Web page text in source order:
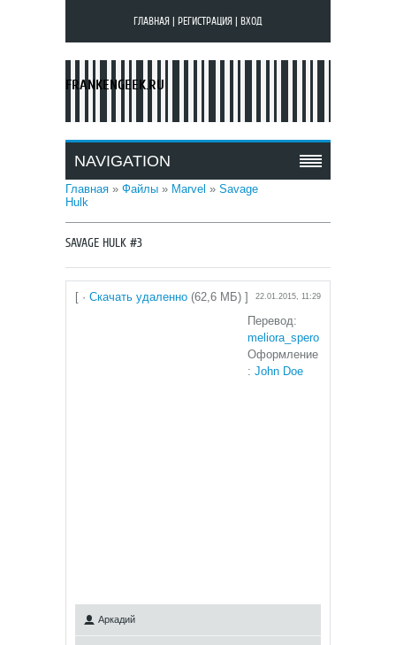
ГЛАВНАЯ РЕГИСТРАЦИЯ ВХОД
FRANKENGEEK.RU
NAVIGATION
Главная » Файлы » Marvel » Savage
Hulk
SAVAGE HULK #3
[ · Скачать удаленно (62,6 МБ) ] 22.01.2015, 11:29
Перевод:
meliora_spero
Оформление
: John Doe
Аркадий